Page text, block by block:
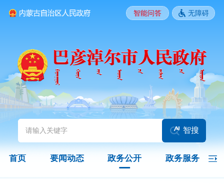
头条 国务院信息 自治区信息
政务动态 旗县区动态
图片新闻
政务公开
智能问答 无障碍
智搜
首页 要闻动态 政务公开 政务服务